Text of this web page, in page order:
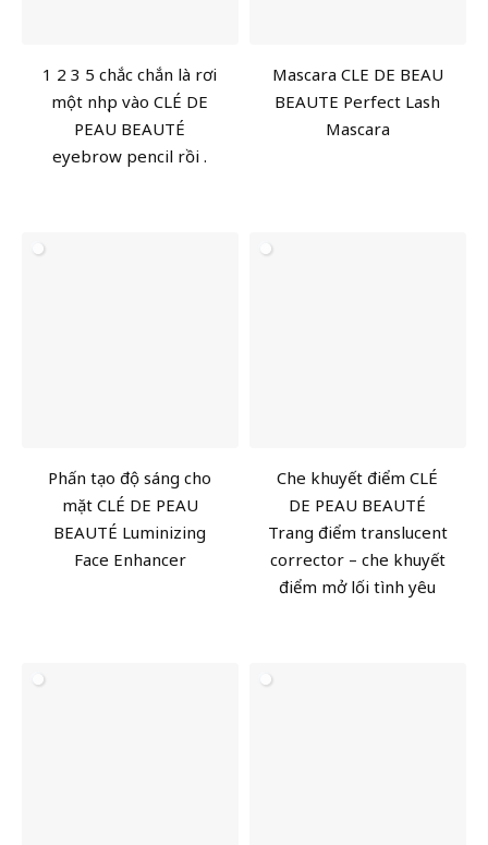
1 2 3 5 chắc chắn là rơi
một nhịp vào CLÉ DE
PEAU BEAUTÉ
eyebrow pencil rồi .
Mascara CLE DE BEAU
BEAUTE Perfect Lash
Mascara
Phấn tạo độ sáng cho
mặt CLÉ DE PEAU
BEAUTÉ Luminizing
Face Enhancer
Che khuyết điểm CLÉ
DE PEAU BEAUTÉ
Trang điểm translucent
corrector – che khuyết
điểm mở lối tình yêu